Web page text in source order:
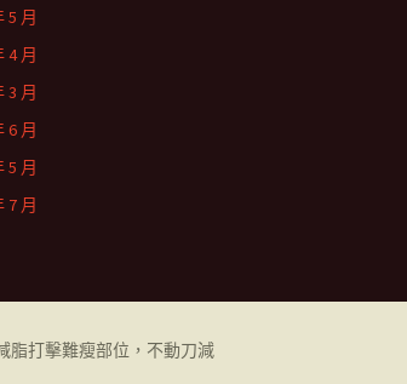
5 月
4 月
3 月
6 月
5 月
7 月
脂打擊難瘦部位，不動刀減